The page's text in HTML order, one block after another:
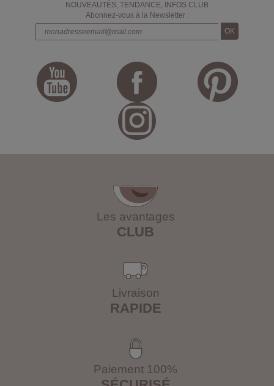
NOUVEAUTÉS, TENDANCE, INFOS CLUB
Abonnez-vous à la Newsletter :
Les avantages
CLUB
Livraison
RAPIDE
Paiement 100%